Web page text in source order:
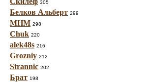
305
Белков Альберт 299
МНМ 298
Chuk 220
alek48s 216
Grozniy 212
Strannic 202
Брат 198